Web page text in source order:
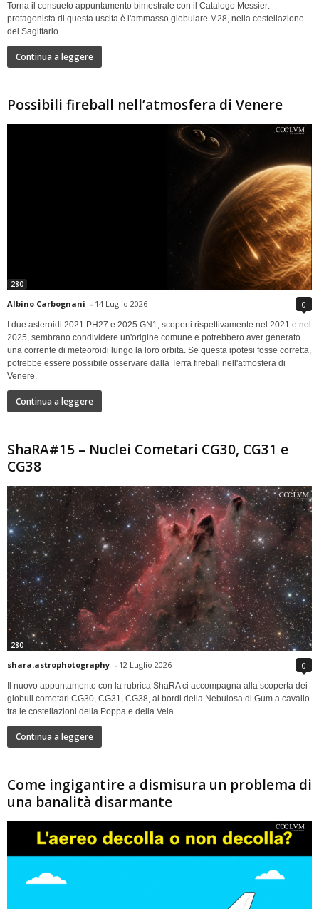
Torna il consueto appuntamento bimestrale con il Catalogo Messier:
protagonista di questa uscita è l'ammasso globulare M28, nella costellazione
del Sagittario.
Continua a leggere
Possibili fireball nell’atmosfera di Venere
280
Albino Carbognani - 14 Luglio 2026 0
I due asteroidi 2021 PH27 e 2025 GN1, scoperti rispettivamente nel 2021 e nel
2025, sembrano condividere un'origine comune e potrebbero aver generato
una corrente di meteoroidi lungo la loro orbita. Se questa ipotesi fosse corretta,
potrebbe essere possibile osservare dalla Terra fireball nell'atmosfera di
Venere.
Continua a leggere
ShaRA#15 – Nuclei Cometari CG30, CG31 e
CG38
280
shara.astrophotography - 12 Luglio 2026 0
Il nuovo appuntamento con la rubrica ShaRA ci accompagna alla scoperta dei
globuli cometari CG30, CG31, CG38, ai bordi della Nebulosa di Gum a cavallo
tra le costellazioni della Poppa e della Vela
Continua a leggere
Come ingigantire a dismisura un problema di
una banalità disarmante